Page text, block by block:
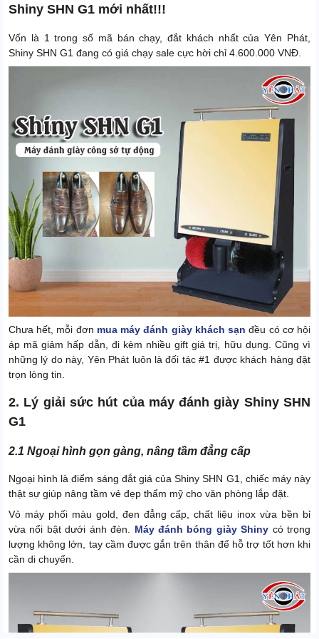
Shiny SHN G1 mới nhất!!!
Vốn là 1 trong số mã bán chạy, đắt khách nhất của Yên Phát,
Shiny SHN G1 đang có giá chạy sale cực hời chỉ 4.600.000 VNĐ.
Chưa hết, mỗi đơn mua máy đánh giày khách sạn đều có cơ hội
áp mã giảm hấp dẫn, đi kèm nhiều gift giá trị, hữu dụng. Cũng vì
những lý do này, Yên Phát luôn là đối tác #1 được khách hàng đặt
trọn lòng tin.
2. Lý giải sức hút của máy đánh giày Shiny SHN
G1
2.1 Ngoại hình gọn gàng, nâng tầm đẳng cấp
Ngoại hình là điểm sáng đắt giá của Shiny SHN G1, chiếc máy này
thật sự giúp nâng tầm vẻ đẹp thẩm mỹ cho văn phòng lắp đặt.
Vỏ máy phối màu gold, đen đẳng cấp, chất liệu inox vừa bền bỉ
vừa nổi bật dưới ánh đèn. Máy đánh bóng giày Shiny có trọng
lượng không lớn, tay cầm được gắn trên thân để hỗ trợ tốt hơn khi
cần di chuyển.